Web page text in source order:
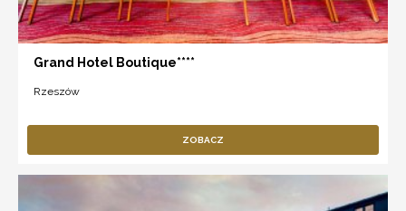
Grand Hotel Boutique****
Rzeszów
ZOBACZ